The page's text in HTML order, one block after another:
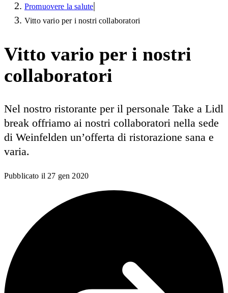
Promuovere la salute|
Vitto vario per i nostri collaboratori
Vitto vario per i nostri
collaboratori
Nel nostro ristorante per il personale Take a Lidl
break offriamo ai nostri collaboratori nella sede
di Weinfelden un’offerta di ristorazione sana e
varia.
Pubblicato il 27 gen 2020